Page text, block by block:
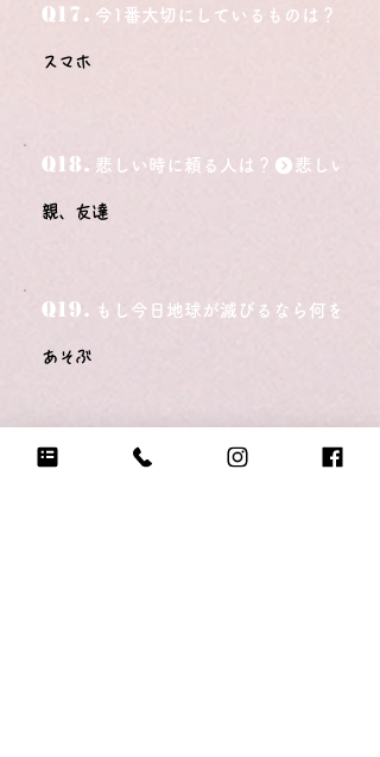
Q17. 今1番大切にしているものは？
スマホ
Q18. 悲しい時に頼る人は？
親、友達
Q19. もし今日地球が滅びるなら何をする
あそぶ
Q20. 自分のテンションが上がる写真